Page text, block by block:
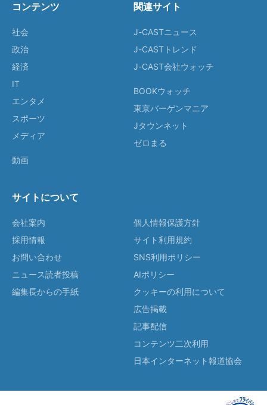
コンテンツ
社会
政治
経済
IT
エンタメ
スポーツ
メディア
動画
関連サイト
J-CASTニュース
J-CASTトレンド
J-CAST会社ウォッチ
BOOKウォッチ
東京バーゲンマニア
Jタウンネット
ゼロまる
サイトについて
会社案内
採用情報
お問い合わせ
ニュース読者投稿
編集長からの手紙
個人情報保護方針
サイト利用規約
SNS利用ポリシー
AIポリシー
クッキーの利用について
広告掲載
記事配信
コンテンツ二次利用
日本インターネット報道協会